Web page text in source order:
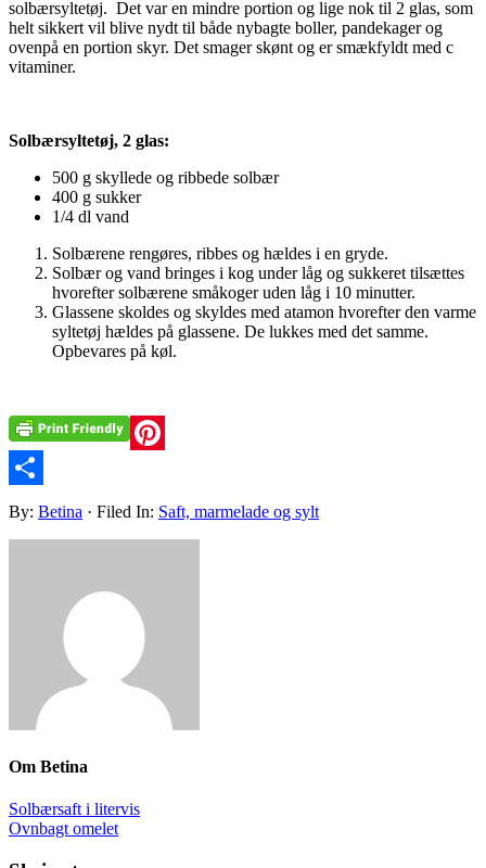
solbærsyltetøj. Det var en mindre portion og lige nok til 2 glas, som
helt sikkert vil blive nydt til både nybagte boller, pandekager og
ovenpå en portion skyr. Det smager skønt og er smækfyldt med c
vitaminer.
Solbærsyltetøj, 2 glas:
500 g skyllede og ribbede solbær
400 g sukker
1/4 dl vand
Solbærene rengøres, ribbes og hældes i en gryde.
Solbær og vand bringes i kog under låg og sukkeret tilsættes
hvorefter solbærene småkoger uden låg i 10 minutter.
Glassene skoldes og skyldes med atamon hvorefter den varme
syltetøj hældes på glassene. De lukkes med det samme.
Opbevares på køl.
Pinterest
Share
By: Betina · Filed In: Saft, marmelade og sylt
Om Betina
Solbærsaft i litervis
Ovnbagt omelet